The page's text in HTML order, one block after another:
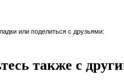
или поделиться с друзьями:
также с